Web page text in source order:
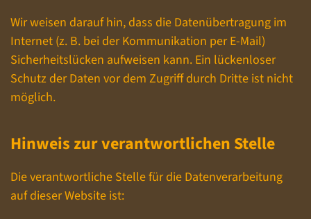
Wir weisen darauf hin, dass die Datenübertragung im
Internet (z. B. bei der Kommunikation per E-Mail)
Sicherheitslücken aufweisen kann. Ein lückenloser
Schutz der Daten vor dem Zugriff durch Dritte ist nicht
möglich.
Hinweis zur verantwortlichen Stelle
Die verantwortliche Stelle für die Datenverarbeitung
auf dieser Website ist: